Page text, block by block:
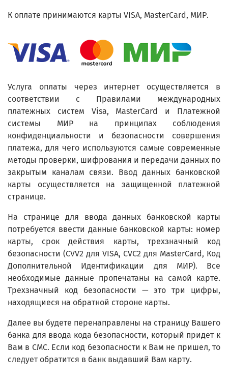
К оплате принимаются карты VISA, MasterCard, МИР.
Услуга оплаты через интернет осуществляется в
соответствии с Правилами международных
платежных систем Visa, MasterCard и Платежной
системы МИР на принципах соблюдения
конфиденциальности и безопасности совершения
платежа, для чего используются самые современные
методы проверки, шифрования и передачи данных по
закрытым каналам связи. Ввод данных банковской
карты осуществляется на защищенной платежной
странице.
На странице для ввода данных банковской карты
потребуется ввести данные банковской карты: номер
карты, срок действия карты, трехзначный код
безопасности (CVV2 для VISA, CVC2 для MasterCard, Код
Дополнительной Идентификации для МИР). Все
необходимые данные пропечатаны на самой карте.
Трехзначный код безопасности — это три цифры,
находящиеся на обратной стороне карты.
Далее вы будете перенаправлены на страницу Вашего
банка для ввода кода безопасности, который придет к
Вам в СМС. Если код безопасности к Вам не пришел, то
следует обратится в банк выдавший Вам карту.